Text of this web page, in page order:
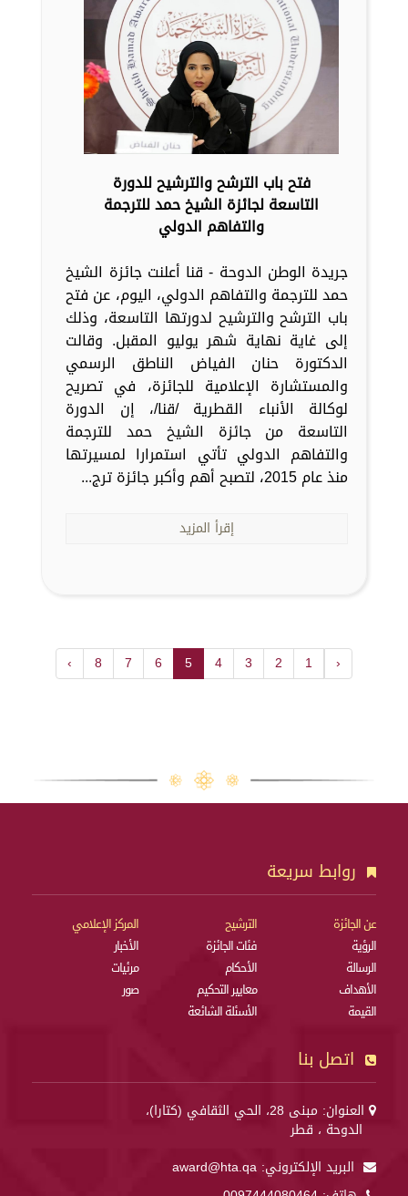
فتح باب الترشح والترشيح للدورة
التاسعة لجائزة الشيخ حمد للترجمة
والتفاهم الدولي
جريدة الوطن الدوحة - قنا أعلنت جائزة الشيخ
حمد للترجمة والتفاهم الدولي، اليوم، عن فتح
باب الترشح والترشيح لدورتها التاسعة، وذلك
إلى غاية نهاية شهر يوليو المقبل. وقالت
الدكتورة حنان الفياض الناطق الرسمي
والمستشارة الإعلامية للجائزة، في تصريح
لوكالة الأنباء القطرية /قنا/، إن الدورة
التاسعة من جائزة الشيخ حمد للترجمة
والتفاهم الدولي تأتي استمرارا لمسيرتها
منذ عام 2015، لتصبح أهم وأكبر جائزة ترج...
إقرأ المزيد
‹
1
2
3
4
5
6
7
8
›
روابط سريعة
عن الجائزة
الرؤية
الرسالة
الأهداف
القيمة
الترشيح
فئات الجائزة
الأحكام
معايير التحكيم
الأسئلة الشائعة
المركز الإعلامي
الأخبار
مرئيات
صور
اتصل بنا
العنوان: مبنى 28، الحي الثقافي (كتارا)،
الدوحة ، قطر
البريد الإلكتروني: award@hta.qa